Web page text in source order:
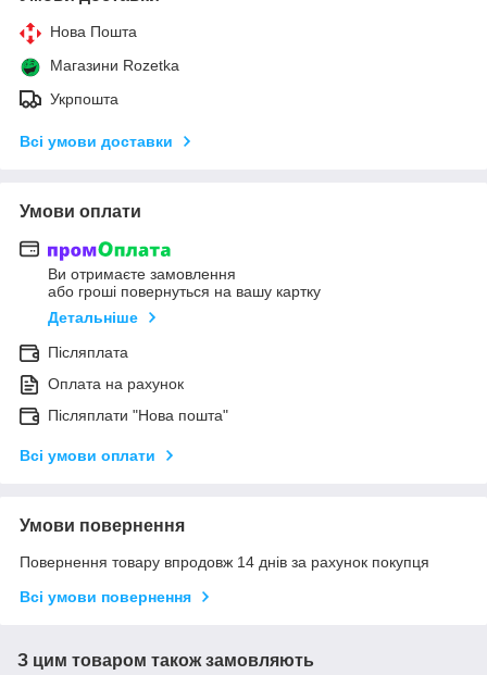
Нова Пошта
Магазини Rozetka
Укрпошта
Всі умови доставки
Умови оплати
Ви отримаєте замовлення
або гроші повернуться на вашу картку
Детальніше
Післяплата
Оплата на рахунок
Післяплати "Нова пошта"
Всі умови оплати
Умови повернення
Повернення товару впродовж 14 днів за рахунок покупця
Всі умови повернення
З цим товаром також замовляють